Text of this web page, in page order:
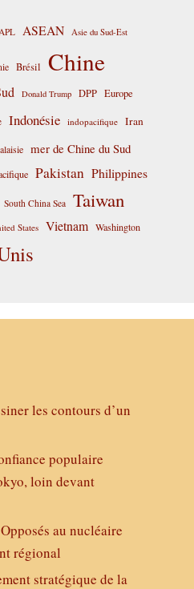
APL ASEAN Asie du Sud-Est
Brésil Chine
Donald Trump DPP Europe
Indonésie indopacifique Iran
mer de Chine du Sud
Pakistan Philippines
South China Sea Taiwan
States Vietnam Washington
les contours d’un
populaire
loin devant
au nucléaire
régional
stratégique de la